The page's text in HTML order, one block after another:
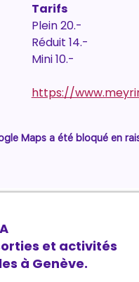
Tarifs
Plein 20.-
Réduit 14.-
Mini 10.-
https://
Maps a été bloqué en
et activités
à Genève.